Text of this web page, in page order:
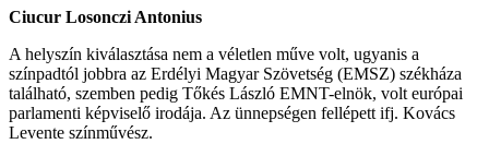
Ciucur Losonczi Antonius
A helyszín kiválasztása nem a véletlen műve volt, ugyanis a
színpadtól jobbra az Erdélyi Magyar Szövetség (EMSZ) székháza
található, szemben pedig Tőkés László EMNT-elnök, volt európai
parlamenti képviselő irodája. Az ünnepségen fellépett ifj. Kovács
Levente színművész.